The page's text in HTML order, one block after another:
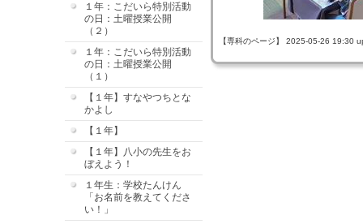
１年：こだいら特別活動
の日：土曜授業公開
（２）
１年：こだいら特別活動
の日：土曜授業公開
（１）
【１年】すなやつちとな
かよし
【１年】
【１年】八小の先生をお
ぼえよう！
１年生：学校たんけん
「お名前を教えてくださ
い！」
【専科のページ】 2025-05-26 19:30